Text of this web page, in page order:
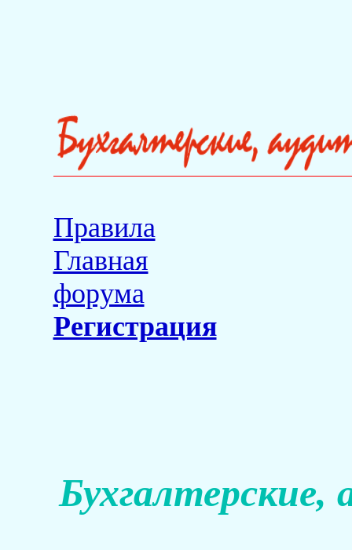
Правила
Главная
форума
Регистрация
Бухгалтерские,